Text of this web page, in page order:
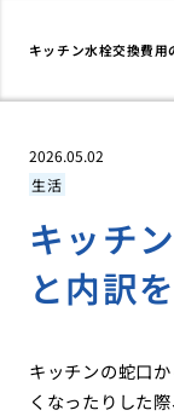
キッチン水栓交換費
2026.05.02
生活
キッチ
と内訳
キッチンの蛇口
くなったりした